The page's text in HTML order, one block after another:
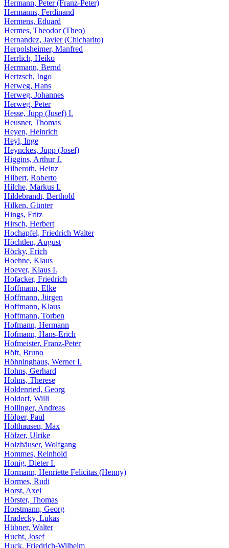
Hermann, Peter (Franz-Peter)
Hermanns, Ferdinand
Hermens, Eduard
Hermes, Theodor (Theo)
Hernandez, Javier (Chicharito)
Herpolsheimer, Manfred
Herrlich, Heiko
Herrmann, Bernd
Hertzsch, Ingo
Herweg, Hans
Herweg, Johannes
Herweg, Peter
Hesse, Jupp (Jusef) I.
Heusner, Thomas
Heyen, Heinrich
Heyl, Inge
Heynckes, Jupp (Josef)
Higgins, Arthur J.
Hilberoth, Heinz
Hilbert, Roberto
Hilche, Markus I.
Hildebrandt, Berthold
Hilken, Günter
Hings, Fritz
Hirsch, Herbert
Hochapfel, Friedrich Walter
Höchtlen, August
Höcky, Erich
Hoehne, Klaus
Hoever, Klaus I.
Hofacker, Friedrich
Hoffmann, Elke
Hoffmann, Jürgen
Hoffmann, Klaus
Hoffmann, Torben
Hofmann, Hermann
Hofmann, Hans-Erich
Hofmeister, Franz-Peter
Höft, Bruno
Höhninghaus, Werner I.
Hohns, Gerhard
Hohns, Therese
Holdenried, Georg
Holdorf, Willi
Hollinger, Andreas
Hölper, Paul
Holthausen, Max
Hölzer, Ulrike
Holzhäuser, Wolfgang
Hommes, Reinhold
Honig, Dieter I.
Hormann, Henriette Felicitas (Henny)
Hormes, Rudi
Horst, Axel
Hörster, Thomas
Horstmann, Georg
Hradecky, Lukas
Hübner, Walter
Hucht, Josef
Huck, Friedrich-Wilhelm